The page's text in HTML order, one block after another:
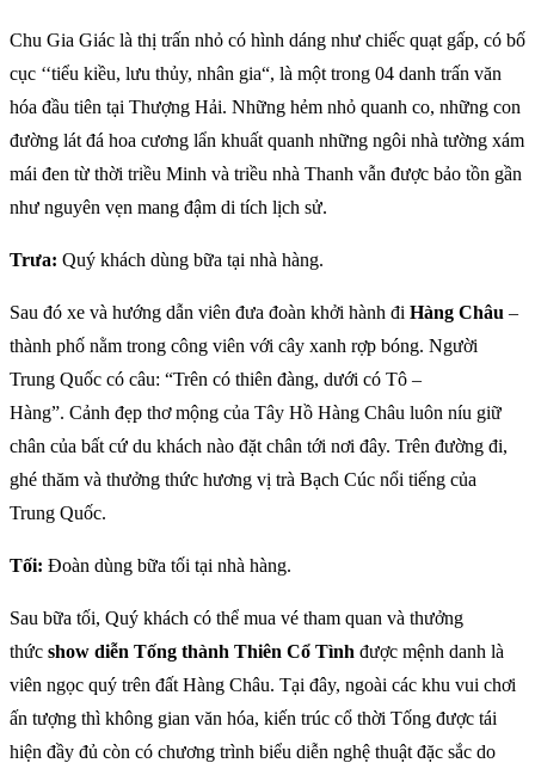
Chu Gia Giác là thị trấn nhỏ có hình dáng như chiếc quạt gấp, có bố
cục ‘‘tiểu kiều, lưu thủy, nhân gia“, là một trong 04 danh trấn văn
hóa đầu tiên tại Thượng Hải. Những hẻm nhỏ quanh co, những con
đường lát đá hoa cương lẩn khuất quanh những ngôi nhà tường xám
mái đen từ thời triều Minh và triều nhà Thanh vẫn được bảo tồn gần
như nguyên vẹn mang đậm di tích lịch sử.
Trưa: Quý khách dùng bữa tại nhà hàng.
Sau đó xe và hướng dẫn viên đưa đoàn khởi hành đi Hàng Châu –
thành phố nằm trong công viên với cây xanh rợp bóng. Người
Trung Quốc có câu: “Trên có thiên đàng, dưới có Tô –
Hàng”. Cảnh đẹp thơ mộng của Tây Hồ Hàng Châu luôn níu giữ
chân của bất cứ du khách nào đặt chân tới nơi đây. Trên đường đi,
ghé thăm và thưởng thức hương vị trà Bạch Cúc nổi tiếng của
Trung Quốc.
Tối: Đoàn dùng bữa tối tại nhà hàng.
Sau bữa tối, Quý khách có thể mua vé tham quan và thưởng
thức show diễn Tống thành Thiên Cổ Tình được mệnh danh là
viên ngọc quý trên đất Hàng Châu. Tại đây, ngoài các khu vui chơi
ấn tượng thì không gian văn hóa, kiến trúc cổ thời Tống được tái
hiện đầy đủ còn có chương trình biểu diễn nghệ thuật đặc sắc do